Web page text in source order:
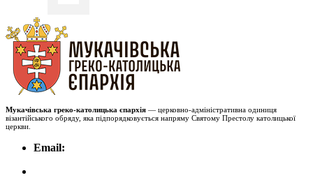
Мукачівська греко-католицька єпархія — церковно-адміністративна одиниця
візантійського обряду, яка підпорядковується напряму Святому Престолу католицької
церкви.
Email: